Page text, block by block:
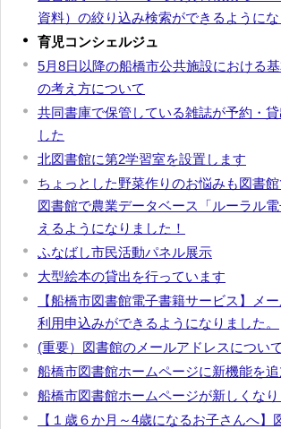
資料）の絞り込み検索ができるようにな
育児コンシェルジュ
5月8日以降の船橋市公共施設における
の考え方について
共同書庫で保管している雑誌が予約・
した
北図書館に第2学習室を設置します
ちょっとした野菜作りのお悩みも図書
図書館で農業データベース「ルーラル
えるようになりました！
ふなばし市民活動パネル展示
大型絵本の貸出を行っています
【船橋市図書館電子書籍サービス】メ
利用申込みができるようになりました。
(重要）図書館のメールアドレスについて
船橋市図書館ホームページに新機能を追
船橋市図書館ホームページが新しくなり
【１歳６か月～4歳になるお子さんへ】